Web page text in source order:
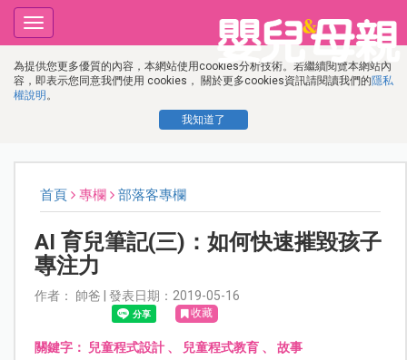
為提供您更多優質的內容，本網站使用cookies分析技術。若繼續閱覽本網站內
容，即表示您同意我們使用 cookies， 關於更多cookies資訊請閱讀我們的隱私
權說明 。
我知道了
Toggle
navigation
首頁 專欄 部落客專欄
AI 育兒筆記(三)：如何快速摧毀孩子
專注力
作者： 帥爸 | 發表日期：2019-05-16
收藏
關鍵字： 兒童程式設計、 兒童程式教育、 故事